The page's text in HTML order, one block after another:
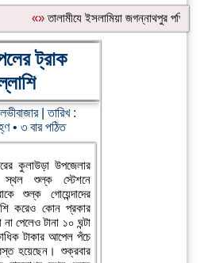
«»‎তালামীযে ইসলামিয়া জগন্নাথপুর পশ্চিম
ট্রাক
| তারিখ :
• ৩ বার পঠিত
কুলাউড়া উপজেলার
স্থল শুল্ক স্টেশনে
শুল্ক গোয়েন্দাদের
করেও কোন প্রকার
পেলেও টানা ১০ ঘন্টা
টাকার আপেল পঁচে
হয়েছেন। শুক্রবার